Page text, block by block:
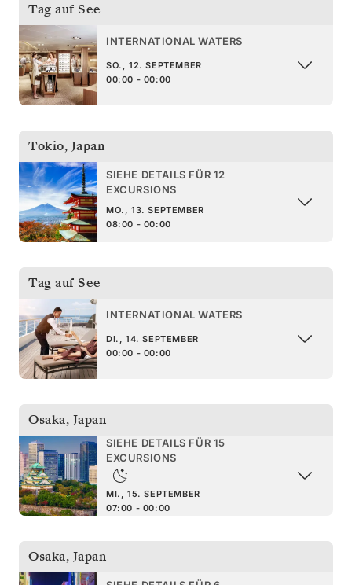
Tag auf See
INTERNATIONAL WATERS
SO., 12. SEPTEMBER
00:00 - 00:00
Tokio, Japan
SIEHE DETAILS FÜR 12
EXCURSIONS
MO., 13. SEPTEMBER
08:00 - 00:00
Tag auf See
INTERNATIONAL WATERS
DI., 14. SEPTEMBER
00:00 - 00:00
Osaka, Japan
SIEHE DETAILS FÜR 15
EXCURSIONS
MI., 15. SEPTEMBER
07:00 - 00:00
Osaka, Japan